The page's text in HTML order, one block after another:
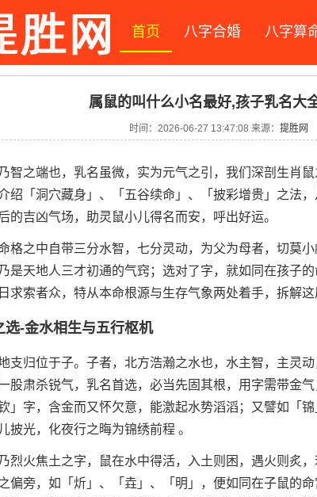
首页 八字合婚 八字算
属鼠的叫什么小名最好,孩子乳名大
时间：2026-06-27 13:47:08 来源： 提胜网
智之端也，乳名虽微，实为元气之引，我们深剖生肖
绍「洞穴藏身」、「五谷续命」、「披彩增贵」之法
的吉凶气场，助灵鼠小儿得名而安，呼出好运。
格之中自带三分水智，七分灵动，为父为母者，切莫
是天地人三才初通的气窍；选对了字，就如同在孩子
求索者众，特从本命根源与生存气象两处着手，拆解这
选-金水相生与五行枢机
支归位于子。子者，北方浩瀚之水也，水主智，主灵
股肃杀锐气，乳名首选，必当先固其根，用字需带金
」字，含金而又怀欠意，能激起水势滔滔；又譬如「
披光，化夜行之晦为锦绣前程 。
烈火焦土之字，鼠在水中得活，入土则困，遇火则炙，
之偏旁，如「炘」、「垚」、「明」，便如同在子鼠的